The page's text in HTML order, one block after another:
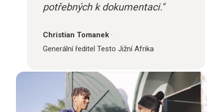
potřebných k dokumentaci."
Christian Tomanek ·
Generální ředitel Testo Jižní Afrika